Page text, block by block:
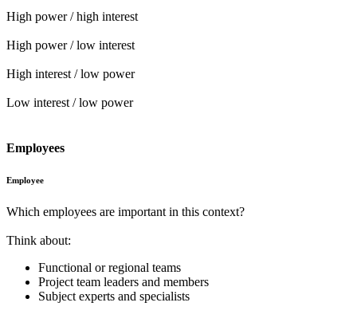
High power / high interest
High power / low interest
High interest / low power
Low interest / low power
Employees
Employee
Which employees are important in this context?
Think about:
Functional or regional teams
Project team leaders and members
Subject experts and specialists